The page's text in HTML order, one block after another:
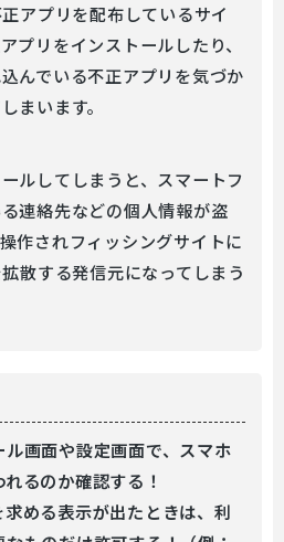
アプリを配布しているサイ
プリをインストールしたり、
んでいる不正アプリを気づか
まいます。
ルしてしまうと、スマートフ
連絡先などの個人情報が盗
作されフィッシングサイトに
散する発信元になってしまう
画面や設定画面で、スマホ
るのか確認する！
める表示が出たときは、利